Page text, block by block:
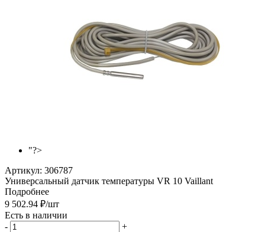
"?>
Артикул: 306787
Универсальный датчик температуры VR 10 Vaillant
Подробнее
9 502.94 ₽/шт
Есть в наличии
-
+